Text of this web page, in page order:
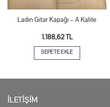
Ladin Gitar Kapağı – A Kalite
1.188,62TL
SEPETE EKLE
İLETİŞİM